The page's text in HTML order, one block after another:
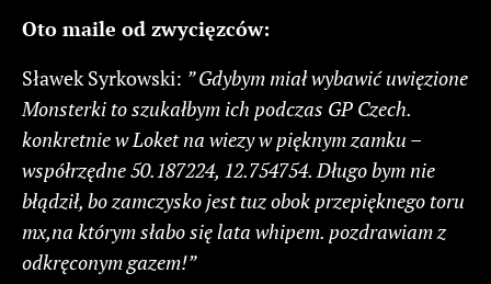
Oto maile od zwycięzców:
Sławek Syrkowski: ” Gdybym miał wybawić uwięzione
Monsterki to szukałbym ich podczas GP Czech.
konkretnie w Loket na wiezy w pięknym zamku –
współrzędne 50.187224, 12.754754. Długo bym nie
błądził, bo zamczysko jest tuz obok przepięknego toru
mx,na którym słabo się lata whipem. pozdrawiam z
odkręconym gazem!”